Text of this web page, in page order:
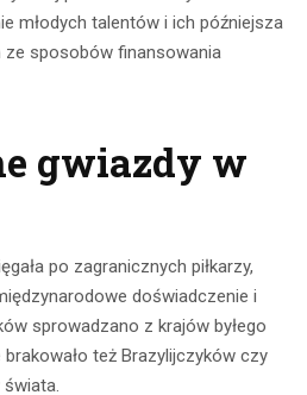
młodych talentów i ich późniejsza
ze sposobów finansowania
gwiazdy w
po zagranicznych piłkarzy,
doświadczenie i
sprowadzano z krajów byłego
też Brazylijczyków czy
świata.